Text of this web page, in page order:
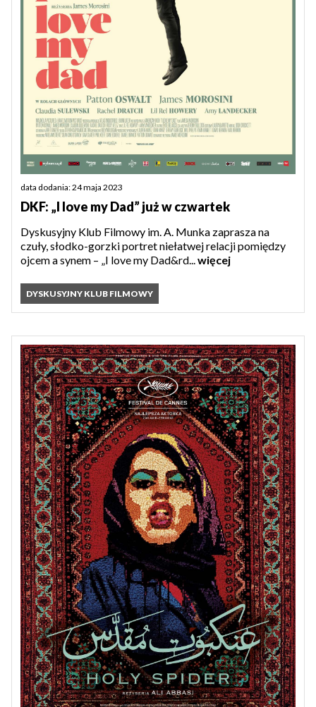
data dodania: 24 maja 2023
DKF: „I love my Dad” już w czwartek
Dyskusyjny Klub Filmowy im. A. Munka zaprasza na
czuły, słodko-gorzki portret niełatwej relacji pomiędzy
ojcem a synem – „I love my Dad&rd...więcej
DYSKUSYJNY KLUB FILMOWY